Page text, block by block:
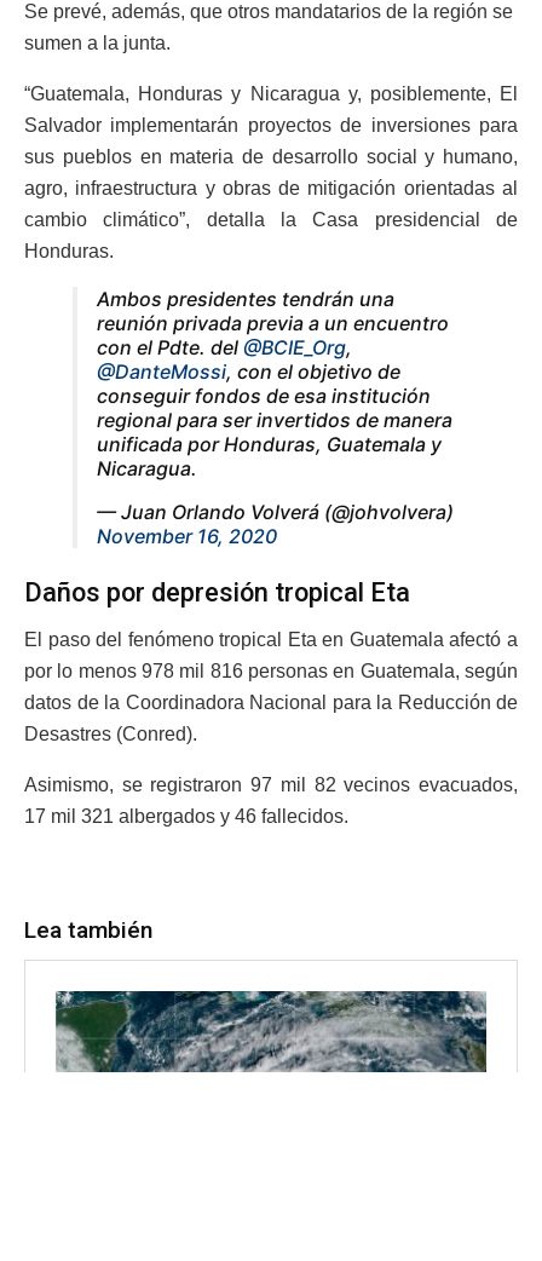
Se prevé, además, que otros mandatarios de la región se
sumen a la junta.
“Guatemala, Honduras y Nicaragua y, posiblemente, El
Salvador implementarán proyectos de inversiones para
sus pueblos en materia de desarrollo social y humano,
agro, infraestructura y obras de mitigación orientadas al
cambio climático”, detalla la Casa presidencial de
Honduras.
Ambos presidentes tendrán una
reunión privada previa a un encuentro
con el Pdte. del @BCIE_Org,
@DanteMossi, con el objetivo de
conseguir fondos de esa institución
regional para ser invertidos de manera
unificada por Honduras, Guatemala y
Nicaragua.
— Juan Orlando Volverá (@johvolvera)
November 16, 2020
Daños por depresión tropical Eta
El paso del fenómeno tropical Eta en Guatemala afectó a
por lo menos 978 mil 816 personas en Guatemala, según
datos de la Coordinadora Nacional para la Reducción de
Desastres (Conred).
Asimismo, se registraron 97 mil 82 vecinos evacuados,
17 mil 321 albergados y 46 fallecidos.
Lea también